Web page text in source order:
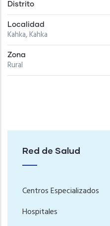
Distrito
Localidad
Kahka, Kahka
Zona
Rural
Red de Salud
Centros Especializados
Hospitales